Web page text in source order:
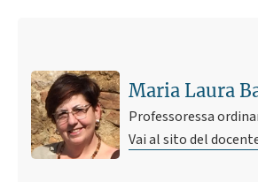
Maria Laura
Professoressa
Vai al sito del